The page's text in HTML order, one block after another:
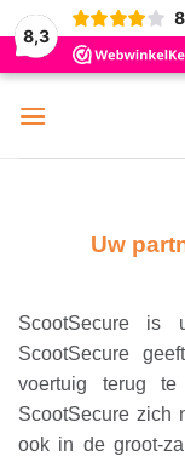
8,3
naar
Uw
ScootSecure is
ScootSecure
voertuig terug
ScootSecure zich
ook in de groot-